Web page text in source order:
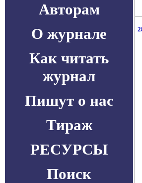
Авторам
О журнале
Как читать
журнал
Пишут о нас
Тираж
РЕСУРСЫ
Поиск